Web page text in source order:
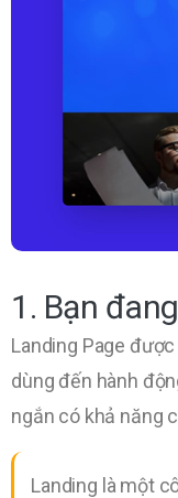
1. Bạn
Landing Page
dùng đến hành
ngắn có khả năng
Landing là một